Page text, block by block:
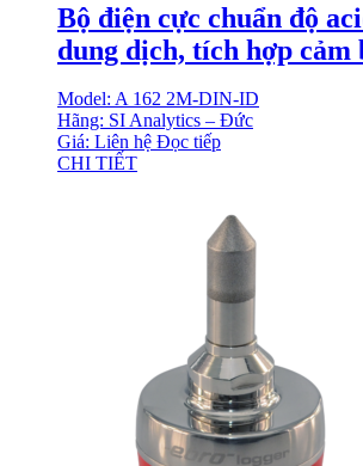
Bộ điện cực chuẩn độ
dung dịch, tích hợp cảm
Model: A 162 2M-DIN-ID
Hãng: SI Analytics – Đức
Giá: Liên hệ Đọc tiếp
CHI TIẾT